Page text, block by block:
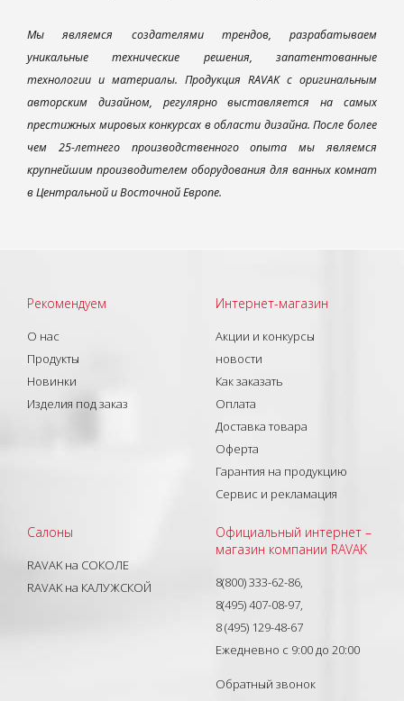
Мы являемся создателями трендов, разрабатываем
уникальные технические решения, запатентованные
технологии и материалы. Продукция RAVAK с оригинальным
авторским дизайном, регулярно выставляется на самых
престижных мировых конкурсах в области дизайна. После более
чем 25-летнего производственного опыта мы являемся
крупнейшим производителем оборудования для ванных комнат
в Центральной и Восточной Европе.
Рекомендуем
О нас
Продукты
Новинки
Изделия под заказ
Интернет-магазин
Акции и конкурсы
новости
Как заказать
Оплата
Доставка товара
Оферта
Гарантия на продукцию
Сервис и рекламация
Салоны
RAVAK на СОКОЛЕ
RAVAK на КАЛУЖСКОЙ
Официальный интернет –
магазин компании RAVAK
8(800) 333-62-86,
8(495) 407-08-97,
8 (495) 129-48-67
Ежедневно с 9:00 до 20:00
Обратный звонок